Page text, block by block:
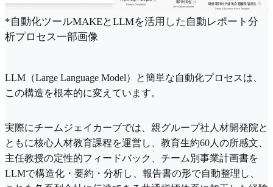
*自動化ツールMAKEとLLMを活用した自動レポート分
析プロセス一部画像
LLM（Large Language Model）と簡単な自動化プロセスは、
この構造を根本的に変えています。
実際にチームジェイカーブでは、親グループ社人材開発院と
ともに核心人材教育課程を運営し、教育生約60人の所感文、
主任教授の定性的フィードバック、チーム別事業計画書を
LLMで構造化・要約・分析し、報告書の形で自動整理し、